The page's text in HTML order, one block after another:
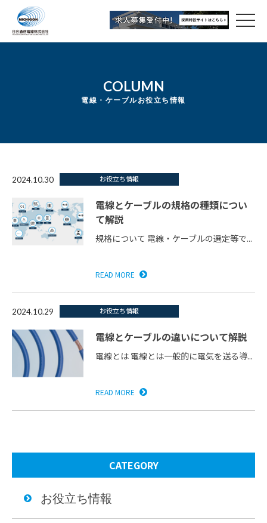
COLUMN
電線・ケーブルお役立ち情報
2024.10.30 お役立ち情報
電線とケーブルの規格の種類につい
て解説
規格について 電線・ケーブルの選定等で...
READ MORE
2024.10.29 お役立ち情報
電線とケーブルの違いについて解説
電線とは 電線とは一般的に電気を送る導...
READ MORE
CATEGORY
お役立ち情報